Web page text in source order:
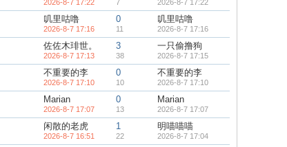
2026-8-7 17:22 7 2026-8-7 17:22
叽里咕噜
2026-8-7 17:16
0
11
叽里咕噜
2026-8-7 17:16
佐佐木琲世。
2026-8-7 17:13
3
38
一只偷撸狗
2026-8-7 17:15
不重要的李
2026-8-7 17:10
0
10
不重要的李
2026-8-7 17:10
Marian
2026-8-7 17:07
0
13
Marian
2026-8-7 17:07
闲散的老虎
2026-8-7 16:51
1
22
明喵喵喵
2026-8-7 17:04